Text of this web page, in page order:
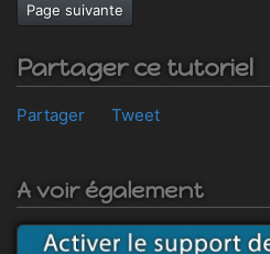
Page suivante
Partager ce tutoriel
Partager Tweet
A voir également